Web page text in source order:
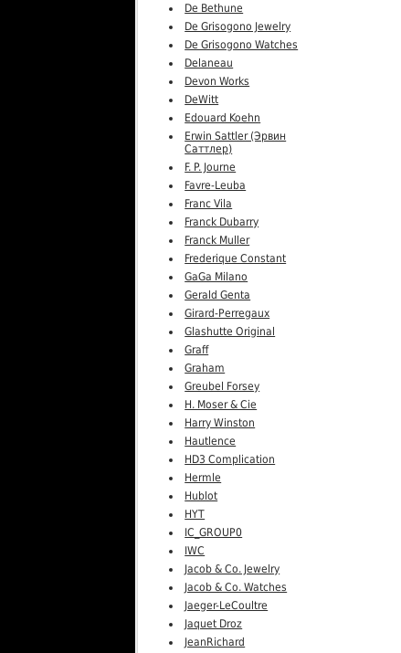
De Bethune
De Grisogono Jewelry
De Grisogono Watches
Delaneau
Devon Works
DeWitt
Edouard Koehn
Erwin Sattler (Эрвин
Саттлер)
F. P. Journe
Favre-Leuba
Franc Vila
Franck Dubarry
Franck Muller
Frederique Constant
GaGa Milano
Gerald Genta
Girard-Perregaux
Glashutte Original
Graff
Graham
Greubel Forsey
H. Moser & Cie
Harry Winston
Hautlence
HD3 Complication
Hermle
Hublot
HYT
IC_GROUP0
IWC
Jacob & Co. Jewelry
Jacob & Co. Watches
Jaeger-LeCoultre
Jaquet Droz
JeanRichard